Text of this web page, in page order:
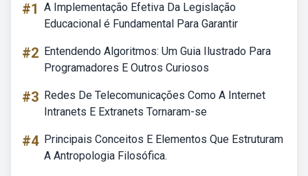
#1 A Implementação Efetiva Da Legislação
Educacional é Fundamental Para Garantir
#2 Entendendo Algoritmos: Um Guia Ilustrado Para
Programadores E Outros Curiosos
#3 Redes De Telecomunicações Como A Internet
Intranets E Extranets Tornaram-se
#4 Principais Conceitos E Elementos Que Estruturam
A Antropologia Filosófica.